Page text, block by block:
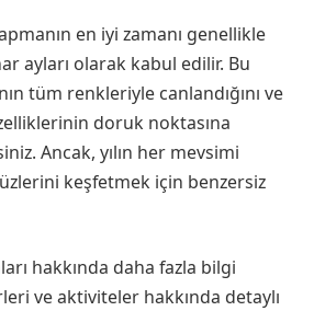
en iyi zamanı genellikle
ayları olarak kabul edilir. Bu
tüm renkleriyle canlandığını ve
doruk noktasına
Ancak, yılın her mevsimi
keşfetmek için benzersiz
hakkında daha fazla bilgi
ve aktiviteler hakkında detaylı